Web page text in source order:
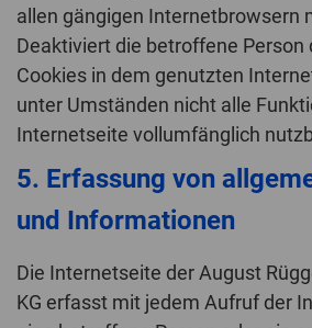
allen gängigen Internetbrowsern
Deaktiviert die betroffene Person
Cookies in dem genutzten
unter Umständen nicht alle
Internetseite vollumfänglich
5. Erfassung von
und Informationen
Die Internetseite der August
KG erfasst mit jedem Aufruf der